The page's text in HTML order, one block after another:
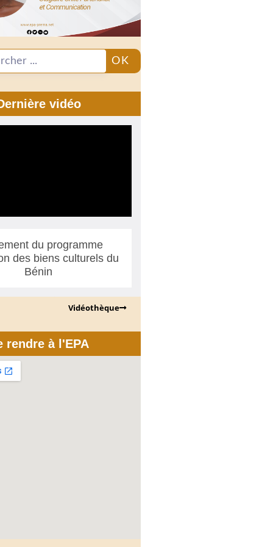
OK
vidéo
du programme
des biens culturels du
Bénin
Vidéothèque
rendre à l'EPA